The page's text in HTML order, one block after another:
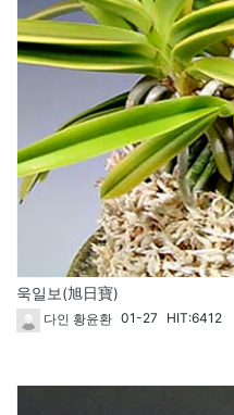
욱일보(旭日寶)
다인 황윤환 01-27 HIT:6412